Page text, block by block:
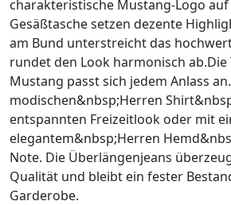
charakteristische Mustang-Logo
Gesäßtasche setzen dezente
am Bund unterstreicht das
rundet den Look harmonisch ab.Die
Mustang passt sich jedem Anlass
modischen&nbsp;Herren
entspannten Freizeitlook oder mit
elegantem&nbsp;Herren
Note. Die Überlängenjeans
Qualität und bleibt ein fester
Garderobe.